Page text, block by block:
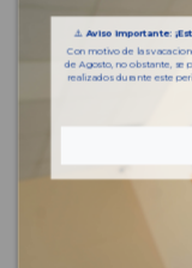
⚠️Aviso importante:
Con motivo de las
de Agosto, no obstante, se
realizados durante este